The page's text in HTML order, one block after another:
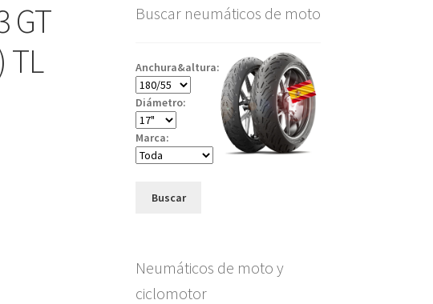
GT
TL
Buscar neumáticos de moto
Anchura&altura:
Diámetro:
Marca:
Buscar
Neumáticos de moto y
ciclomotor